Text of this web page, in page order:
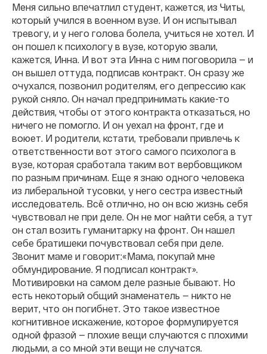
Меня сильно впечатлил студент, кажется, из Читы,
который учился в военном вузе. И он испытывал
тревогу, и у него голова болела, учиться не хотел. И
он пошел к психологу в вузе, которую звали,
кажется, Инна. И вот эта Инна с ним поговорила — и
он вышел оттуда, подписав контракт. Он сразу же
очухался, позвонил родителям, его депрессию как
рукой сняло. Он начал предпринимать какие-то
действия, чтобы от этого контракта отказаться, но
ничего не помогло. И он уехал на фронт, где и
воюет. И родители, кстати, требовали привлечь к
ответственности вот этого самого психолога в
вузе, которая сработала таким вот вербовщиком
по разным причинам. Еще я знаю одного человека
из либеральной тусовки, у него сестра известный
исследователь. Всё отлично, но он всю жизнь себя
чувствовал не при деле. Он не мог найти себя, а тут
он стал возить гуманитарку на фронт. Он нашел
себе братишеки почувствовал себя при деле.
Звонит маме и говорит:«Мама, покупай мне
обмундирование. Я подписал контракт».
Мотивировки на самом деле разные бывают. Но
есть некоторый общий знаменатель — никто не
верит, что он погибнет. Это такое известное
когнитивное искажение, которое формулируется
одной фразой — плохие вещи случаются с плохими
людьми, а со мной эти вещи не случатся.